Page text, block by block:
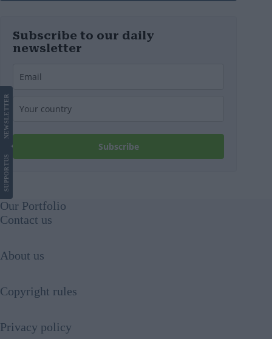
Subscribe to our daily
newsletter
Subscribe
SUPPORT
US
NEWS
LETTER
Our Portfolio
Contact us
About us
Copyright rules
Privacy policy